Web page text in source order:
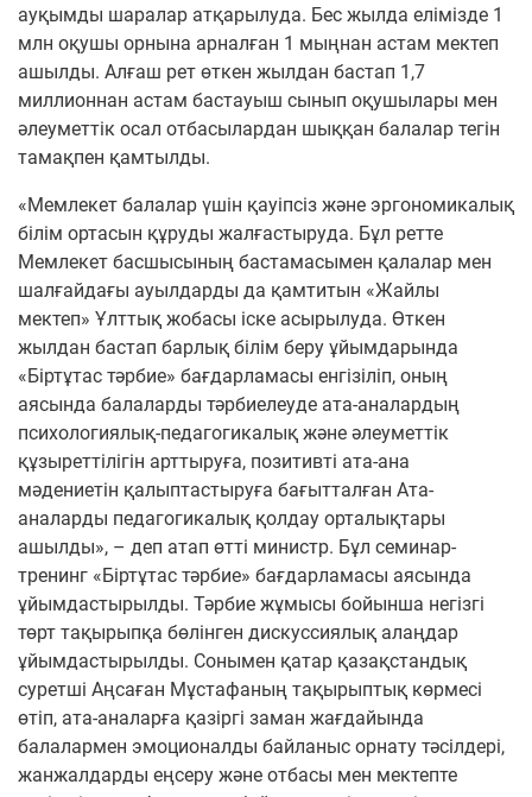
ауқымды шаралар атқарылуда. Бес жылда елімізде 1
млн оқушы орнына арналған 1 мыңнан астам мектеп
ашылды. Алғаш рет өткен жылдан бастап 1,7
миллионнан астам бастауыш сынып оқушылары мен
әлеуметтік осал отбасылардан шыққан балалар тегін
тамақпен қамтылды.
«Мемлекет балалар үшін қауіпсіз және эргономикалық
білім ортасын құруды жалғастыруда. Бұл ретте
Мемлекет басшысының бастамасымен қалалар мен
шалғайдағы ауылдарды да қамтитын «Жайлы
мектеп» Ұлттық жобасы іске асырылуда. Өткен
жылдан бастап барлық білім беру ұйымдарында
«Біртұтас тәрбие» бағдарламасы енгізіліп, оның
аясында балаларды тәрбиелеуде ата-аналардың
психологиялық-педагогикалық және әлеуметтік
құзыреттілігін арттыруға, позитивті ата-ана
мәдениетін қалыптастыруға бағытталған Ата-
аналарды педагогикалық қолдау орталықтары
ашылды», – деп атап өтті министр. Бұл семинар-
тренинг «Біртұтас тәрбие» бағдарламасы аясында
ұйымдастырылды. Тәрбие жұмысы бойынша негізгі
төрт тақырыпқа бөлінген дискуссиялық алаңдар
ұйымдастырылды. Сонымен қатар қазақстандық
суретші Аңсаған Мұстафаның тақырыптық көрмесі
өтіп, ата-аналарға қазіргі заман жағдайында
балалармен эмоционалды байланыс орнату тәсілдері,
жанжалдарды еңсеру және отбасы мен мектепте